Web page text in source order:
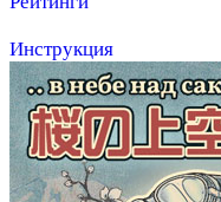
Инструкция